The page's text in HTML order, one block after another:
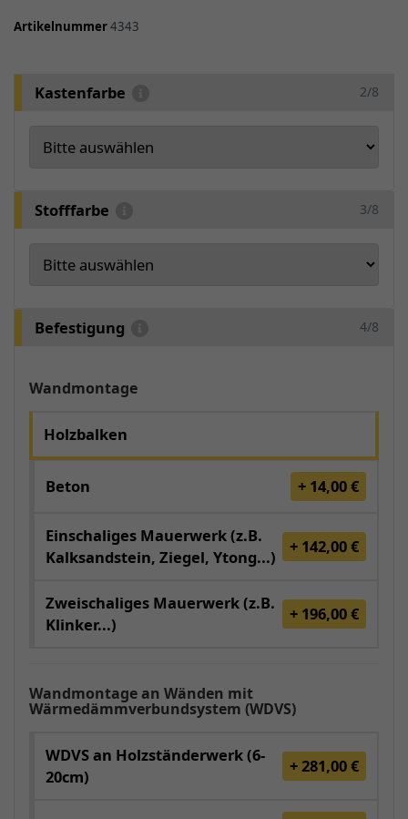
Artikelnummer4343
Kastenfarbe 2/8
Stofffarbe 3/8
Befestigung 4/8
Wandmontage
Holzbalken
Beton + 14,00 €
Einschaliges Mauerwerk (z.B.
Kalksandstein, Ziegel, Ytong...)
+ 142,00 €
Zweischaliges Mauerwerk (z.B.
Klinker...)
+ 196,00 €
Wandmontage an Wänden mit
Wärmedämmverbundsystem (WDVS)
WDVS an Holzständerwerk (6-
20cm)
+ 281,00 €